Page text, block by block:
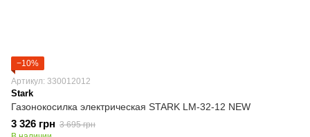
−10%
Артикул: 330012012
Stark
Газонокосилка электрическая STARK LM-32-12 NEW
3 326 грн 3 695 грн